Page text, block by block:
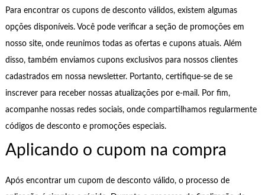
Para encontrar os cupons de desconto válidos, existem algumas
opções disponíveis. Você pode verificar a seção de promoções em
nosso site, onde reunimos todas as ofertas e cupons atuais. Além
disso, também enviamos cupons exclusivos para nossos clientes
cadastrados em nossa newsletter. Portanto, certifique-se de se
inscrever para receber nossas atualizações por e-mail. Por fim,
acompanhe nossas redes sociais, onde compartilhamos regularmente
códigos de desconto e promoções especiais.
Aplicando o cupom na compra
Após encontrar um cupom de desconto válido, o processo de